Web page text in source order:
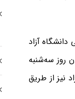
آزاد
روز سه‌شنبه
نیز از طریق